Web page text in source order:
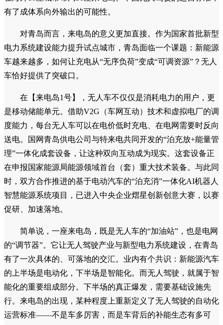
有了成体系向外输出的可能性。
对青岛而言，来电岛的意义更加直接。作为国家首批新型
电力系统建设能力提升试点城市，青岛面临一个课题：新能源
车越来越多，如何让充电从“无序负荷”变成“可调资源”？无人
车恰好提供了突破口。
在【来电岛1号】，无人车不仅仅是消耗电力的用户，更
是移动储能单元。借助V2G（车网互动）技术和虚拟电厂的调
度能力，每台无人车可以在电价低时充电、在电网需要时反向
送电。国网青岛供电公司与特来电共同开发的“泊充放+能量管
理”一体化成套设备，让这种双向互动成为现实。这套设备正
在申报国家能源局能源领域首台（套）重大技术装备。与此同
时，双方合作推进的基于电动汽车的“泊充消”一体化AI机器人
智慧能源系统项目，已进入中央企业熠星创新创意大赛，以赛
促研、加速落地。
简单说，一座来电岛，既是无人车的“加油站”，也是电网
的“调节器”。它让无人驾驶产业与新型电力系统建设，在青岛
有了一次具体的、可落地的交汇。业内有个共识：新能源汽车
的上半场是电动化，下半场是智能化。而无人驾驶，就属于智
能化的重要组成部分。下半场的真正爆发，需要基础设施先
行。来电岛的出现，某种程度上重新定义了无人驾驶的自动化
运营标准——不是车多厉害，而是车背后的补能生态有多可